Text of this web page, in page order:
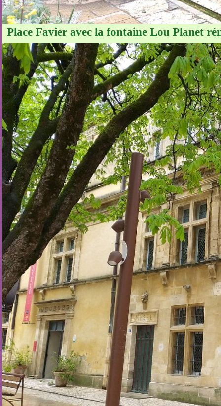
Place Favier avec la fontaine Lou Planet